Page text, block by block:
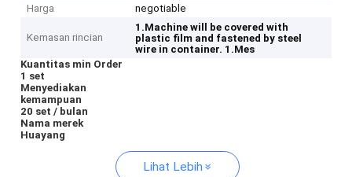
Harga
negotiable
Kemasan rincian
1.Machine will be covered with
plastic film and fastened by steel
wire in container. 1.Mes
Kuantitas min Order
1 set
Menyediakan
kemampuan
20 set / bulan
Nama merek
Huayang
Lihat Lebih